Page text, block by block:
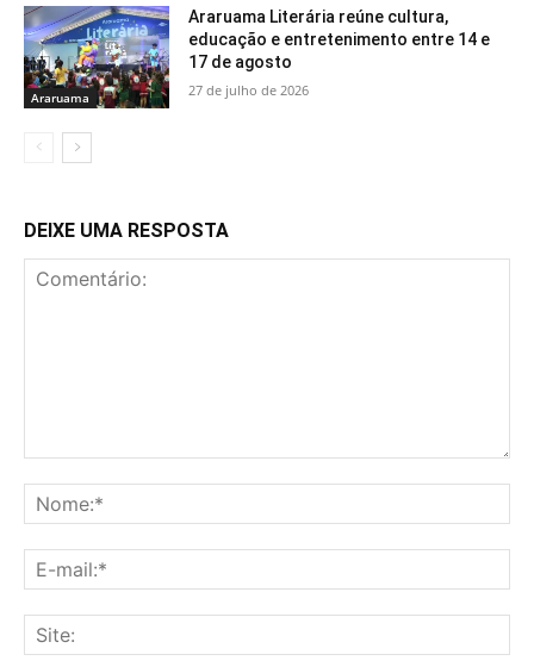
Araruama
Araruama Literária reúne cultura,
educação e entretenimento entre 14 e
17 de agosto
27 de julho de 2026
DEIXE UMA RESPOSTA